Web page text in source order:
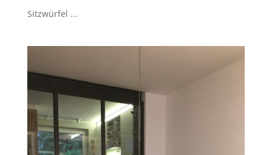
Sitzwürfel ...